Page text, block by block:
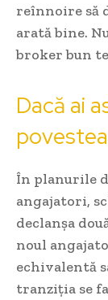
reînnoire să
arată bine.
broker bun
Dacă ai
În planurile
angajatori,
declanșa
noul
echivalentă
tranziția se